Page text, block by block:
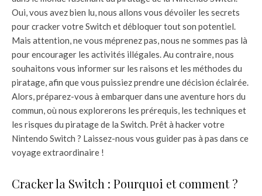
Oui, vous avez bien lu, nous allons vous dévoiler les secrets
pour cracker votre Switch et débloquer tout son potentiel.
Mais attention, ne vous méprenez pas, nous ne sommes pas là
pour encourager les activités illégales. Au contraire, nous
souhaitons vous informer sur les raisons et les méthodes du
piratage, afin que vous puissiez prendre une décision éclairée.
Alors, préparez-vous à embarquer dans une aventure hors du
commun, où nous explorerons les prérequis, les techniques et
les risques du piratage de la Switch. Prêt à hacker votre
Nintendo Switch ? Laissez-nous vous guider pas à pas dans ce
voyage extraordinaire !
Cracker la Switch : Pourquoi et comment ?